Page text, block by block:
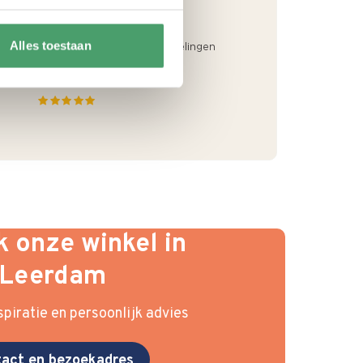
Alles toestaan
onze winkel in
Leerdam
en persoonlijk advies